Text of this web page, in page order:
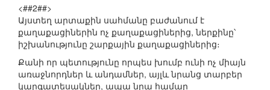
<##2##>
Այստեղ արտաքին սահմանը բաժանում է
քաղաքացիներին ոչ քաղաքացիներից, ներքինը՝
իշխանությունը շարքային քաղաքացիներից։
Քանի որ պետությունը որպես խումբ ունի ոչ միայն
առաջնորդներ և անդամներ, այլև նրանց տարբեր
կարգատեսակներ, ապա նրա համար